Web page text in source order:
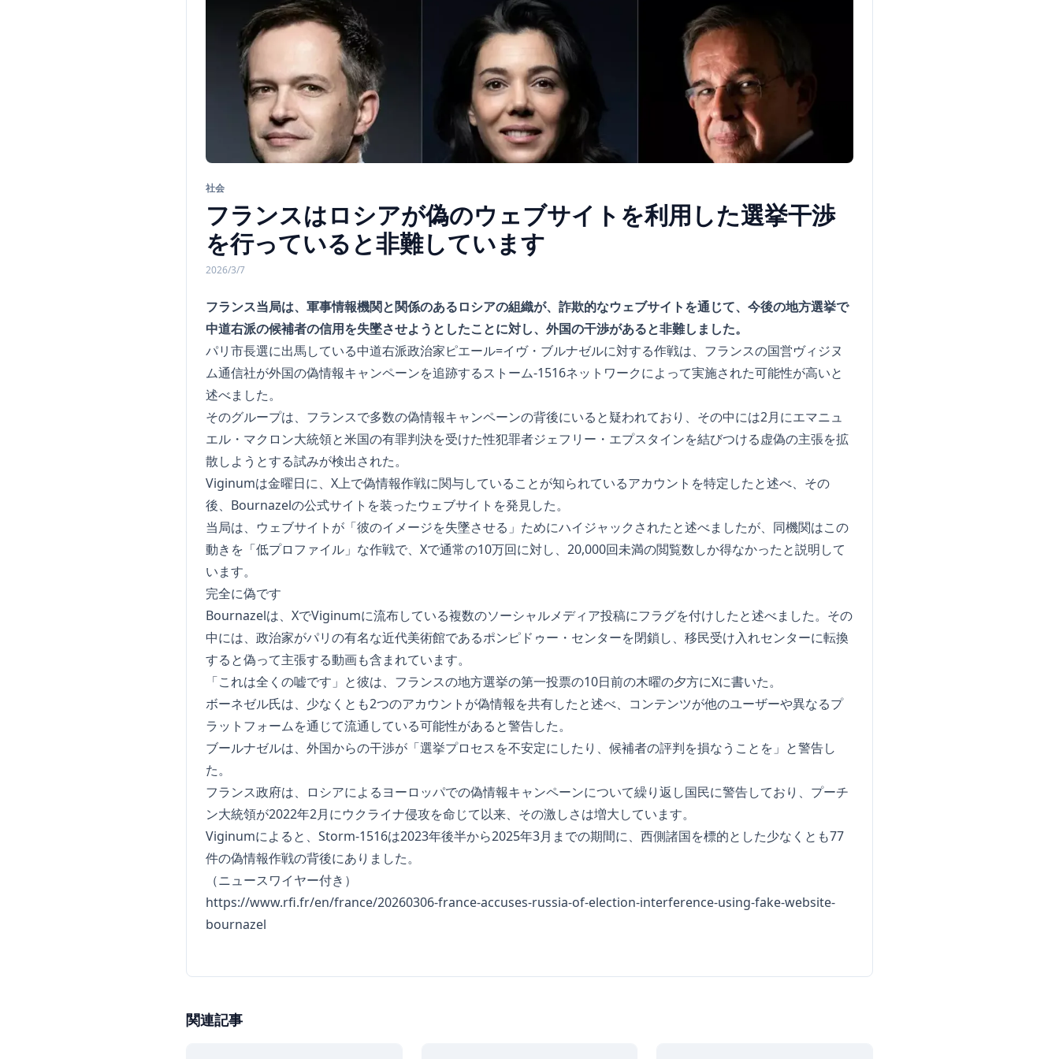
社会
フランスはロシアが偽のウェブサイトを利用した選挙干渉
を行っていると非難しています
2026/3/7
フランス当局は、軍事情報機関と関係のあるロシアの組織が、詐欺的なウェブサイトを通じて、今後の地方選挙で
中道右派の候補者の信用を失墜させようとしたことに対し、外国の干渉があると非難しました。
パリ市長選に出馬している中道右派政治家ピエール=イヴ・ブルナゼルに対する作戦は、フランスの国営ヴィジヌ
ム通信社が外国の偽情報キャンペーンを追跡するストーム‐1516ネットワークによって実施された可能性が高いと
述べました。
そのグループは、フランスで多数の偽情報キャンペーンの背後にいると疑われており、その中には2月にエマニュ
エル・マクロン大統領と米国の有罪判決を受けた性犯罪者ジェフリー・エプスタインを結びつける虚偽の主張を拡
散しようとする試みが検出された。
Viginumは金曜日に、X上で偽情報作戦に関与していることが知られているアカウントを特定したと述べ、その
後、Bournazelの公式サイトを装ったウェブサイトを発見した。
当局は、ウェブサイトが「彼のイメージを失墜させる」ためにハイジャックされたと述べましたが、同機関はこの
動きを「低プロファイル」な作戦で、Xで通常の10万回に対し、20,000回未満の閲覧数しか得なかったと説明して
います。
完全に偽です
Bournazelは、XでViginumに流布している複数のソーシャルメディア投稿にフラグを付けしたと述べました。その
中には、政治家がパリの有名な近代美術館であるポンピドゥー・センターを閉鎖し、移民受け入れセンターに転換
すると偽って主張する動画も含まれています。
「これは全くの嘘です」と彼は、フランスの地方選挙の第一投票の10日前の木曜の夕方にXに書いた。
ボーネゼル氏は、少なくとも2つのアカウントが偽情報を共有したと述べ、コンテンツが他のユーザーや異なるプ
ラットフォームを通じて流通している可能性があると警告した。
ブールナゼルは、外国からの干渉が「選挙プロセスを不安定にしたり、候補者の評判を損なうことを」と警告し
た。
フランス政府は、ロシアによるヨーロッパでの偽情報キャンペーンについて繰り返し国民に警告しており、プーチ
ン大統領が2022年2月にウクライナ侵攻を命じて以来、その激しさは増大しています。
Viginumによると、Storm-1516は2023年後半から2025年3月までの期間に、西側諸国を標的とした少なくとも77
件の偽情報作戦の背後にありました。
（ニュースワイヤー付き）
https://www.rfi.fr/en/france/20260306-france-accuses-russia-of-election-interference-using-fake-website-
bournazel
関連記事